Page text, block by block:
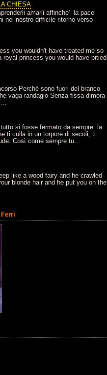
CHIESA
amarli affinche' la pace
nel nostro difficile ritorno verso
you wouldn't have treated me so
royal princess you would have pitied
Perchè sono fuori del branco
vaga randagio Senza fissa dimora
si fosse fermato da sempre: la
ti culla in un torpore di secoli, ti
Così come sempre tu...
like a wood fairy and he crawled
blonde hair and he put you on the